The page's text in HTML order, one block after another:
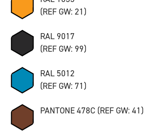
(REF GW: 21)
RAL 9017
(REF GW: 99)
RAL 5012
(REF GW: 71)
PANTONE 478C (REF GW: 41)